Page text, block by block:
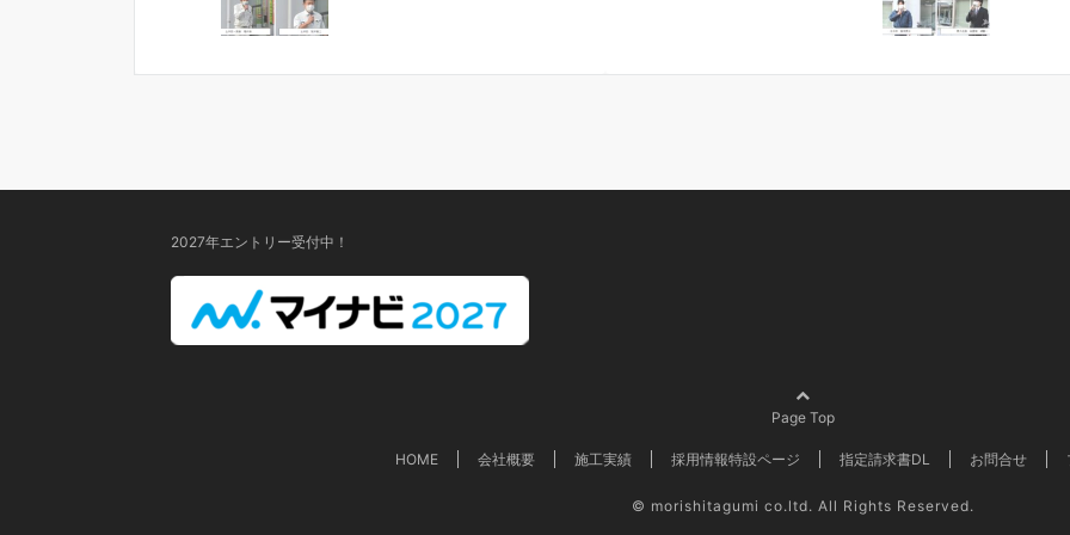
2027年エントリー受付中！
Page Top
HOME 会社概要 施工実績 採用情報特設ページ 指定請求書DL お問合せ
© morishitagumi co.ltd. All Rights Reserved.